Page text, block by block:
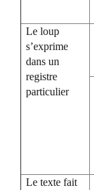
Le loup
s’exprime
dans un
registre
particulier
Le texte fait